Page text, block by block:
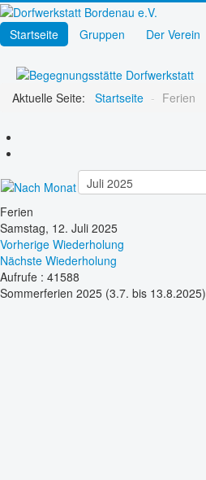
Startseite Gruppen Der Verein
Aktuelle Seite: Startseite - Ferien
Ferien
Samstag, 12. Juli 2025
Vorherige Wiederholung
Nächste Wiederholung
Aufrufe : 41588
Sommerferien 2025 (3.7. bis 13.8.2025)